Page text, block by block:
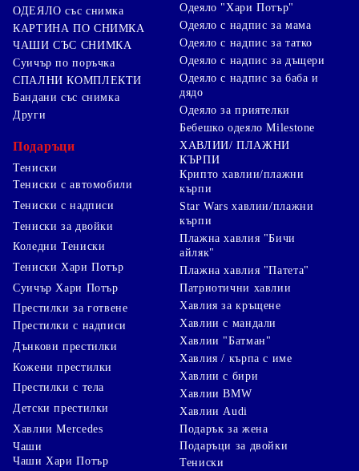
ОДЕЯЛО със снимка
КАРТИНА ПО СНИМКА
ЧАШИ СЪС СНИМКА
Суичър по поръчка
СПАЛНИ КОМПЛЕКТИ
Бандани със снимка
Други
Подаръци
Тениски
Тениски с автомобили
Тениски с надписи
Тениски за двойки
Коледни Тениски
Тениски Хари Потър
Суичър Хари Потър
Престилки за готвене
Престилки с надписи
Дънкови престилки
Кожени престилки
Престилки с тела
Детски престилки
Одеяло "Хари Потър"
Одеяло с надпис за мама
Одеяло с надпис за татко
Одеяло с надпис за дъщери
Одеяло с надпис за баба и
дядо
Одеяло за приятелки
Бебешко одеяло Milestone
ХАВЛИИ/ ПЛАЖНИ
КЪРПИ
Крипто хавлии/плажни
кърпи
Star Wars хавлии/плажни
кърпи
Плажна хавлия "Бичи
айляк"
Плажна хавлия "Патета"
Патриотични хавлии
Хавлия за кръщене
Хавлии с мандали
Хавлии "Батман"
Хавлия / кърпа с име
Хавлии с бири
Хавлии BMW
Хавлии Audi
Хавлии Mercedes
Чаши
Чаши Хари Потър
Подарък за жена
Подаръци за двойки
Тениски